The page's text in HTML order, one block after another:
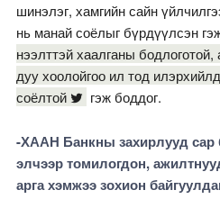
шинэлэг, хамгийн сайн
нь манай соёлыг бүрдүүлсэн
нээлттэй хаалганы
дуу хоолойгоо ил тод
соёлтой
гэж боддог.
-ХААН Банкны захирлууд
элчээр томилогдон,
арга хэмжээ зохион